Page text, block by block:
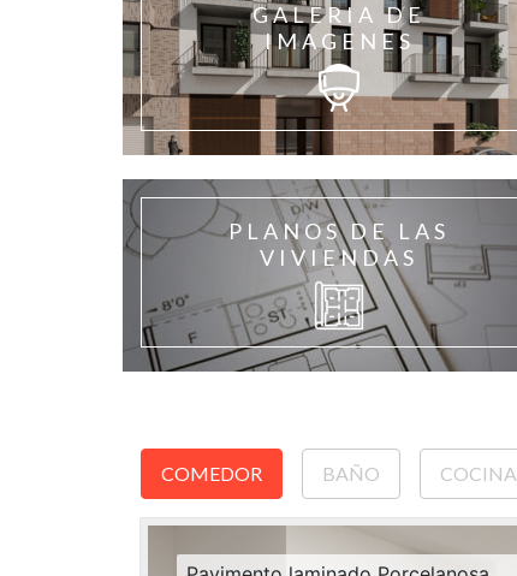
GALERIA DE
IMAGENES
PLANOS DE LAS
VIVIENDAS
COMEDOR BAÑO COCINA